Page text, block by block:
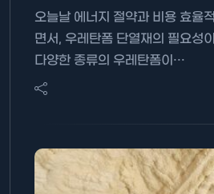
오늘날 에너지 절약과 비용 효율
면서, 우레탄폼 단열재의 필요성
다양한 종류의 우레탄폼이…